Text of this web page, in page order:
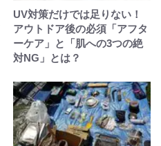
UV対策だけでは足りない！
アウトドア後の必須「アフタ
ーケア」と「肌への3つの絶
対NG」とは？